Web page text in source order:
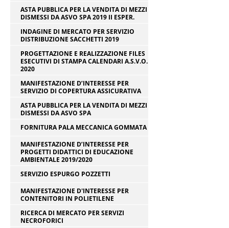
ASTA PUBBLICA PER LA VENDITA DI MEZZI
DISMESSI DA ASVO SPA 2019 II ESPER.
INDAGINE DI MERCATO PER SERVIZIO
DISTRIBUZIONE SACCHETTI 2019
PROGETTAZIONE E REALIZZAZIONE FILES
ESECUTIVI DI STAMPA CALENDARI A.S.V.O.
2020
MANIFESTAZIONE D’INTERESSE PER
SERVIZIO DI COPERTURA ASSICURATIVA
ASTA PUBBLICA PER LA VENDITA DI MEZZI
DISMESSI DA ASVO SPA
FORNITURA PALA MECCANICA GOMMATA
MANIFESTAZIONE D’INTERESSE PER
PROGETTI DIDATTICI DI EDUCAZIONE
AMBIENTALE 2019/2020
SERVIZIO ESPURGO POZZETTI
MANIFESTAZIONE D'INTERESSE PER
CONTENITORI IN POLIETILENE
RICERCA DI MERCATO PER SERVIZI
NECROFORICI